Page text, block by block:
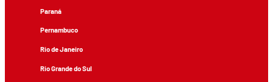
Paraná
Pernambuco
Rio de Janeiro
Rio Grande do Sul